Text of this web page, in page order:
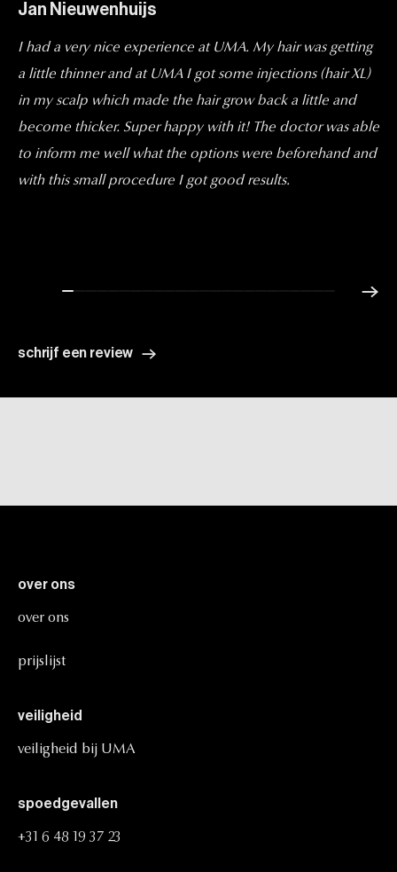
Jan Nieuwenhuijs
I had a very nice experience at UMA. My hair was getting
a little thinner and at UMA I got some injections (hair XL)
in my scalp which made the hair grow back a little and
become thicker. Super happy with it! The doctor was able
to inform me well what the options were beforehand and
with this small procedure I got good results.
schrijf een review
over ons
over ons
prijslijst
veiligheid
veiligheid bij UMA
spoedgevallen
+31 6 48 19 37 23